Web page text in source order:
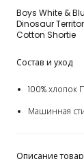
Boys White &
Dinosaur
Cotton Shortie
Состав и уход
100% хлопок
Машинная
Описание